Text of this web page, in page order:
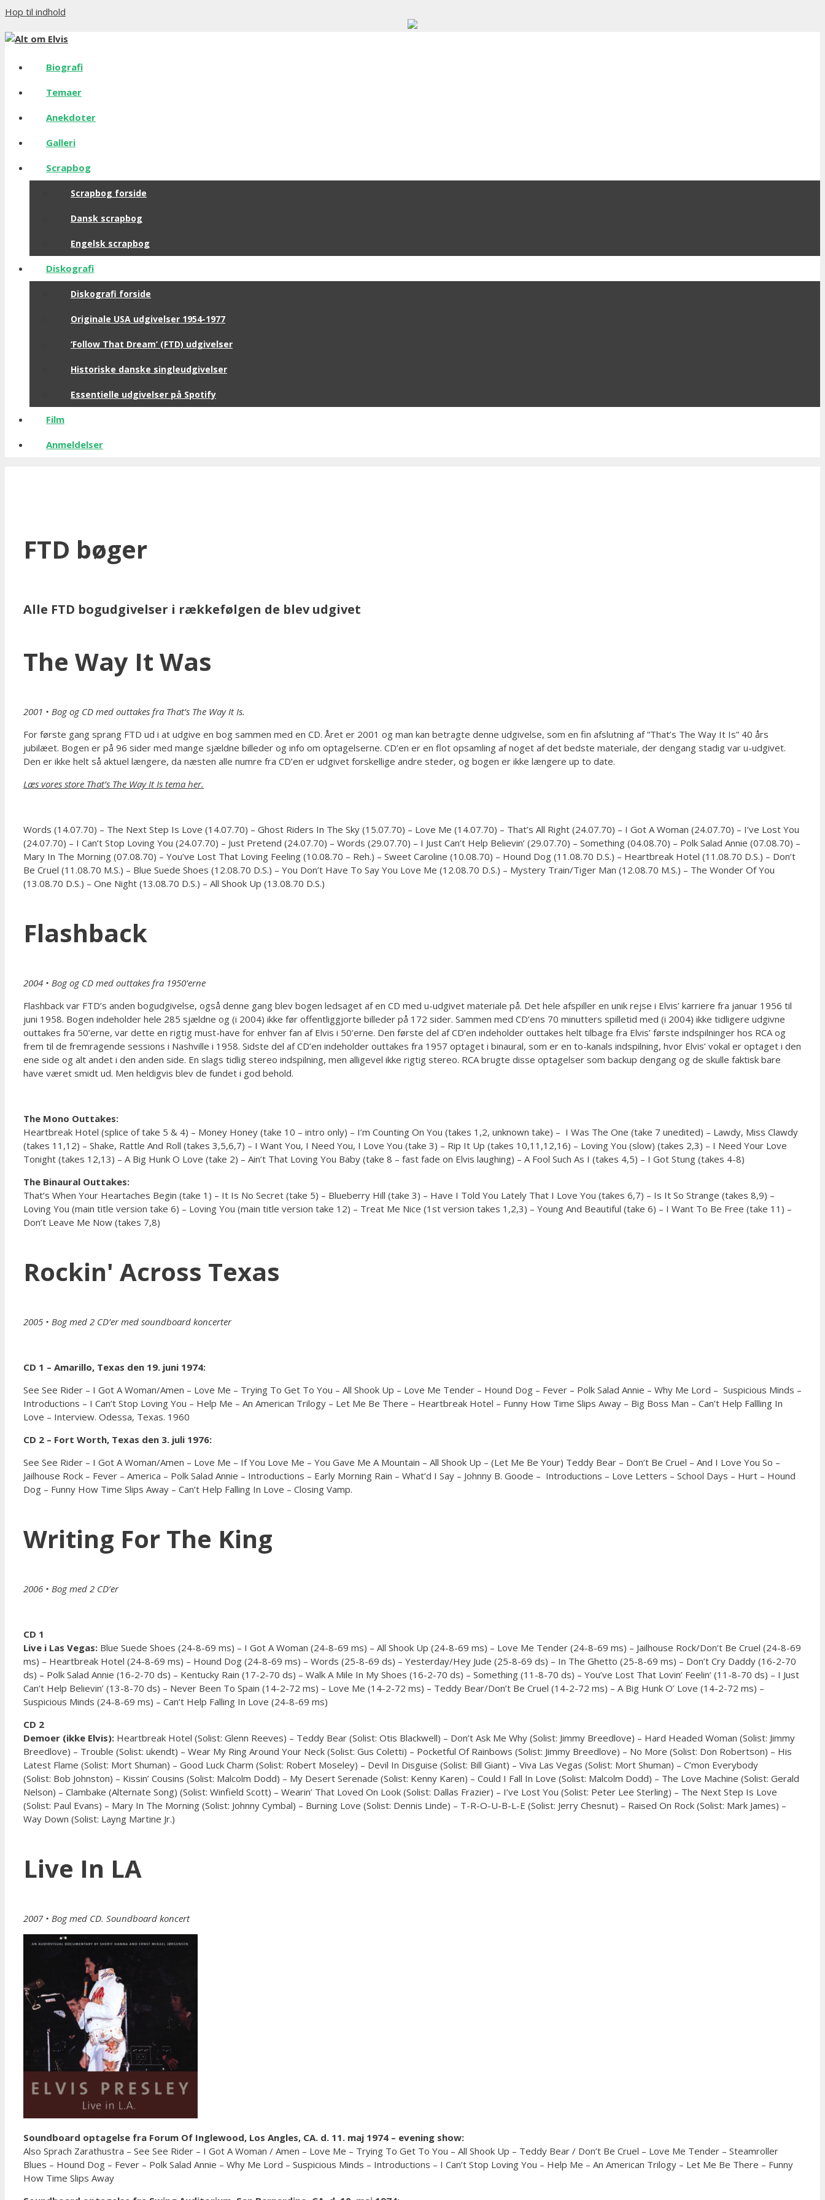
Hop til indhold
Biografi
Temaer
Anekdoter
Galleri
Scrapbog
Scrapbog forside
Dansk scrapbog
Engelsk scrapbog
Diskografi
Diskografi forside
Originale USA udgivelser 1954-1977
‘Follow That Dream’ (FTD) udgivelser
Historiske danske singleudgivelser
Essentielle udgivelser på Spotify
Film
Anmeldelser
FTD bøger
Alle FTD bogudgivelser i rækkefølgen de blev udgivet
The Way It Was
2001 • Bog og CD med outtakes fra That’s The Way It Is.
For første gang sprang FTD ud i at udgive en bog sammen med en CD. Året er 2001 og man kan betragte denne udgivelse, som en fin afslutning af ”That’s The Way It Is” 40 års
jubilæet. Bogen er på 96 sider med mange sjældne billeder og info om optagelserne. CD’en er en flot opsamling af noget af det bedste materiale, der dengang stadig var u-udgivet.
Den er ikke helt så aktuel længere, da næsten alle numre fra CD’en er udgivet forskellige andre steder, og bogen er ikke længere up to date.
Læs vores store That’s The Way It Is tema her.
Words (14.07.70) – The Next Step Is Love (14.07.70) – Ghost Riders In The Sky (15.07.70) – Love Me (14.07.70) – That’s All Right (24.07.70) – I Got A Woman (24.07.70) – I’ve Lost You
(24.07.70) – I Can’t Stop Loving You (24.07.70) – Just Pretend (24.07.70) – Words (29.07.70) – I Just Can’t Help Believin’ (29.07.70) – Something (04.08.70) – Polk Salad Annie (07.08.70) –
Mary In The Morning (07.08.70) – You’ve Lost That Loving Feeling (10.08.70 – Reh.) – Sweet Caroline (10.08.70) – Hound Dog (11.08.70 D.S.) – Heartbreak Hotel (11.08.70 D.S.) – Don’t
Be Cruel (11.08.70 M.S.) – Blue Suede Shoes (12.08.70 D.S.) – You Don’t Have To Say You Love Me (12.08.70 D.S.) – Mystery Train/Tiger Man (12.08.70 M.S.) – The Wonder Of You
(13.08.70 D.S.) – One Night (13.08.70 D.S.) – All Shook Up (13.08.70 D.S.)
Flashback
2004 • Bog og CD med outtakes fra 1950’erne
Flashback var FTD’s anden bogudgivelse, også denne gang blev bogen ledsaget af en CD med u-udgivet materiale på. Det hele afspiller en unik rejse i Elvis’ karriere fra januar 1956 til
juni 1958. Bogen indeholder hele 285 sjældne og (i 2004) ikke før offentliggjorte billeder på 172 sider. Sammen med CD’ens 70 minutters spilletid med (i 2004) ikke tidligere udgivne
outtakes fra 50’erne, var dette en rigtig must-have for enhver fan af Elvis i 50’erne. Den første del af CD’en indeholder outtakes helt tilbage fra Elvis’ første indspilninger hos RCA og
frem til de fremragende sessions i Nashville i 1958. Sidste del af CD’en indeholder outtakes fra 1957 optaget i binaural, som er en to-kanals indspilning, hvor Elvis’ vokal er optaget i den
ene side og alt andet i den anden side. En slags tidlig stereo indspilning, men alligevel ikke rigtig stereo. RCA brugte disse optagelser som backup dengang og de skulle faktisk bare
have været smidt ud. Men heldigvis blev de fundet i god behold.
The Mono Outtakes:
Heartbreak Hotel (splice of take 5 & 4) – Money Honey (take 10 – intro only) – I’m Counting On You (takes 1,2, unknown take) – I Was The One (take 7 unedited) – Lawdy, Miss Clawdy
(takes 11,12) – Shake, Rattle And Roll (takes 3,5,6,7) – I Want You, I Need You, I Love You (take 3) – Rip It Up (takes 10,11,12,16) – Loving You (slow) (takes 2,3) – I Need Your Love
Tonight (takes 12,13) – A Big Hunk O Love (take 2) – Ain’t That Loving You Baby (take 8 – fast fade on Elvis laughing) – A Fool Such As I (takes 4,5) – I Got Stung (takes 4-8)
The Binaural Outtakes:
That’s When Your Heartaches Begin (take 1) – It Is No Secret (take 5) – Blueberry Hill (take 3) – Have I Told You Lately That I Love You (takes 6,7) – Is It So Strange (takes 8,9) –
Loving You (main title version take 6) – Loving You (main title version take 12) – Treat Me Nice (1st version takes 1,2,3) – Young And Beautiful (take 6) – I Want To Be Free (take 11) –
Don’t Leave Me Now (takes 7,8)
Rockin' Across Texas
2005 • Bog med 2 CD’er med soundboard koncerter
CD 1 – Amarillo, Texas den 19. juni 1974:
See See Rider – I Got A Woman/Amen – Love Me – Trying To Get To You – All Shook Up – Love Me Tender – Hound Dog – Fever – Polk Salad Annie – Why Me Lord – Suspicious Minds –
Introductions – I Can’t Stop Loving You – Help Me – An American Trilogy – Let Me Be There – Heartbreak Hotel – Funny How Time Slips Away – Big Boss Man – Can’t Help Fallling In
Love – Interview. Odessa, Texas. 1960
CD 2 – Fort Worth, Texas den 3. juli 1976:
See See Rider – I Got A Woman/Amen – Love Me – If You Love Me – You Gave Me A Mountain – All Shook Up – (Let Me Be Your) Teddy Bear – Don’t Be Cruel – And I Love You So –
Jailhouse Rock – Fever – America – Polk Salad Annie – Introductions – Early Morning Rain – What’d I Say – Johnny B. Goode – Introductions – Love Letters – School Days – Hurt – Hound
Dog – Funny How Time Slips Away – Can’t Help Falling In Love – Closing Vamp.
Writing For The King
2006 • Bog med 2 CD’er
CD 1
Live i Las Vegas: Blue Suede Shoes (24-8-69 ms) – I Got A Woman (24-8-69 ms) – All Shook Up (24-8-69 ms) – Love Me Tender (24-8-69 ms) – Jailhouse Rock/Don’t Be Cruel (24-8-69
ms) – Heartbreak Hotel (24-8-69 ms) – Hound Dog (24-8-69 ms) – Words (25-8-69 ds) – Yesterday/Hey Jude (25-8-69 ds) – In The Ghetto (25-8-69 ms) – Don’t Cry Daddy (16-2-70
ds) – Polk Salad Annie (16-2-70 ds) – Kentucky Rain (17-2-70 ds) – Walk A Mile In My Shoes (16-2-70 ds) – Something (11-8-70 ds) – You’ve Lost That Lovin’ Feelin’ (11-8-70 ds) – I Just
Can’t Help Believin’ (13-8-70 ds) – Never Been To Spain (14-2-72 ms) – Love Me (14-2-72 ms) – Teddy Bear/Don’t Be Cruel (14-2-72 ms) – A Big Hunk O’ Love (14-2-72 ms) –
Suspicious Minds (24-8-69 ms) – Can’t Help Falling In Love (24-8-69 ms)
CD 2
Demoer (ikke Elvis): Heartbreak Hotel (Solist: Glenn Reeves) – Teddy Bear (Solist: Otis Blackwell) – Don’t Ask Me Why (Solist: Jimmy Breedlove) – Hard Headed Woman (Solist: Jimmy
Breedlove) – Trouble (Solist: ukendt) – Wear My Ring Around Your Neck (Solist: Gus Coletti) – Pocketful Of Rainbows (Solist: Jimmy Breedlove) – No More (Solist: Don Robertson) – His
Latest Flame (Solist: Mort Shuman) – Good Luck Charm (Solist: Robert Moseley) – Devil In Disguise (Solist: Bill Giant) – Viva Las Vegas (Solist: Mort Shuman) – C’mon Everybody
(Solist: Bob Johnston) – Kissin’ Cousins (Solist: Malcolm Dodd) – My Desert Serenade (Solist: Kenny Karen) – Could I Fall In Love (Solist: Malcolm Dodd) – The Love Machine (Solist: Gerald
Nelson) – Clambake (Alternate Song) (Solist: Winfield Scott) – Wearin’ That Loved On Look (Solist: Dallas Frazier) – I’ve Lost You (Solist: Peter Lee Sterling) – The Next Step Is Love
(Solist: Paul Evans) – Mary In The Morning (Solist: Johnny Cymbal) – Burning Love (Solist: Dennis Linde) – T-R-O-U-B-L-E (Solist: Jerry Chesnut) – Raised On Rock (Solist: Mark James) –
Way Down (Solist: Layng Martine Jr.)
Live In LA
2007• Bog med CD. Soundboard koncert
Soundboard optagelse fra Forum Of Inglewood, Los Angles, CA. d. 11. maj 1974 – evening show:
Also Sprach Zarathustra – See See Rider – I Got A Woman / Amen – Love Me – Trying To Get To You – All Shook Up – Teddy Bear / Don’t Be Cruel – Love Me Tender – Steamroller
Blues – Hound Dog – Fever – Polk Salad Annie – Why Me Lord – Suspicious Minds – Introductions – I Can’t Stop Loving You – Help Me – An American Trilogy – Let Me Be There – Funny
How Time Slips Away